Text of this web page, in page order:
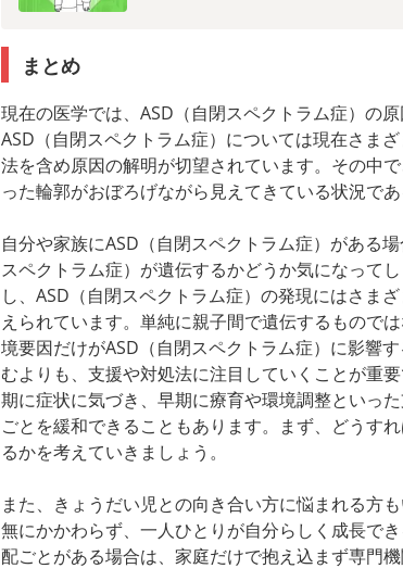
まとめ
現在の医学では、ASD（自閉スペクトラム症）の
ASD（自閉スペクトラム症）については現在さま
法を含め原因の解明が切望されています。その中
った輪郭がおぼろげながら見えてきている状況であ
自分や家族にASD（自閉スペクトラム症）がある
スペクトラム症）が遺伝するかどうか気になって
し、ASD（自閉スペクトラム症）の発現にはさま
えられています。単純に親子間で遺伝するもので
境要因だけがASD（自閉スペクトラム症）に影響
むよりも、支援や対処法に注目していくことが重
期に症状に気づき、早期に療育や環境調整といっ
ごとを緩和できることもあります。まず、どうす
るかを考えていきましょう。
また、きょうだい児との向き合い方に悩まれる方
無にかかわらず、一人ひとりが自分らしく成長で
配ごとがある場合は、家庭だけで抱え込まず専門機